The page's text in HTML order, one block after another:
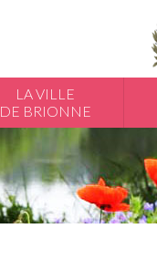
LA VILLE
DE BRIONNE